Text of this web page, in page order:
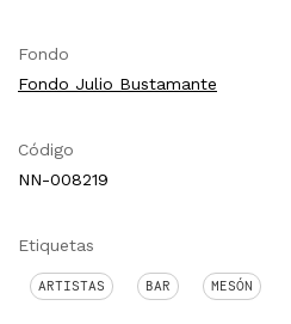
Fondo
Fondo Julio Bustamante
Código
NN-008219
Etiquetas
ARTISTAS BAR MESÓN